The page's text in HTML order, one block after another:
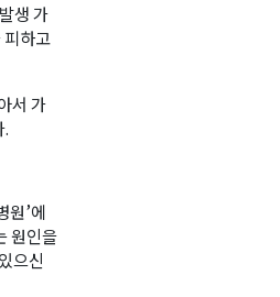
생 가
피하고
서 가
.
원’에
원인을
으신